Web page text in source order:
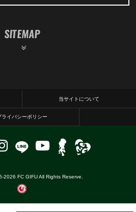
SITEMAP
当サイトについて
ライバシーポリシー
2026 FC GIFU All Rights Reserve.